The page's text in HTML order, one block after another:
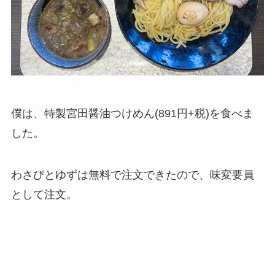
僕は、特製宮田醤油つけめん(891円+税)を食べま
した。
わさびとゆずは無料で注文できたので、味変要員
として注文。